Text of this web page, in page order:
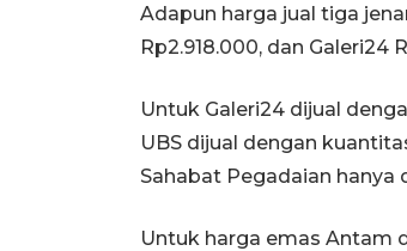
Adapun harga jual tiga
Rp2.918.000, dan Galeri24
Untuk Galeri24 dijual
UBS dijual dengan
Sahabat Pegadaian hanya
Untuk harga emas Antam